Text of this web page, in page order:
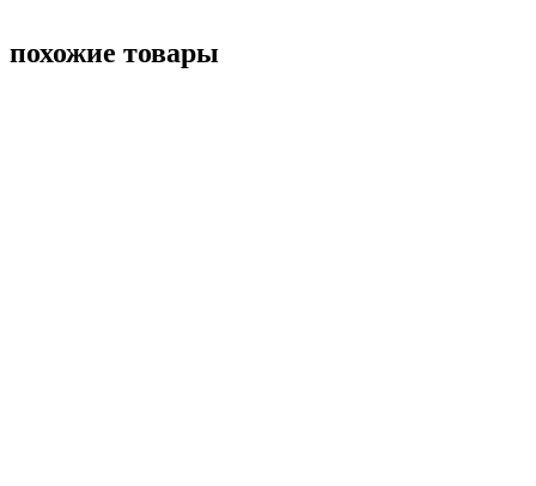
похожие товары